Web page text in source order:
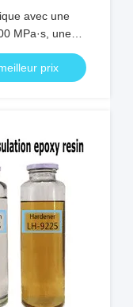
avec une
MPa·s, une
de 15-25
pour
prix